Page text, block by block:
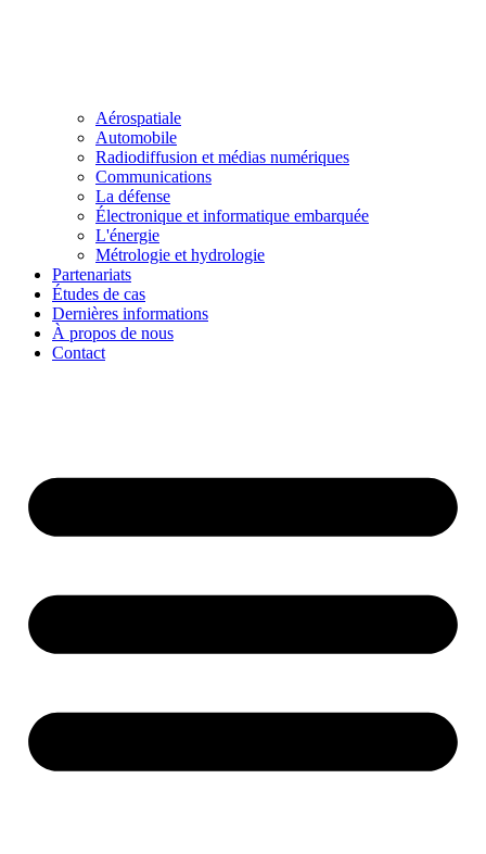
Aérospatiale
Automobile
Radiodiffusion et médias numériques
Communications
La défense
Électronique et informatique embarquée
L'énergie
Métrologie et hydrologie
Partenariats
Études de cas
Dernières informations
À propos de nous
Contact